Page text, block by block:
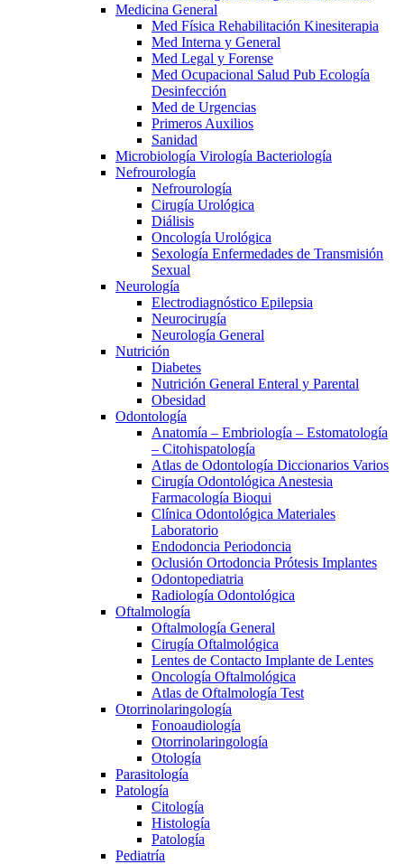
Medicina General
Med Física Rehabilitación Kinesiterapia
Med Interna y General
Med Legal y Forense
Med Ocupacional Salud Pub Ecología
Desinfección
Med de Urgencias
Primeros Auxilios
Sanidad
Microbiología Virología Bacteriología
Nefrourología
Nefrourología
Cirugía Urológica
Diálisis
Oncología Urológica
Sexología Enfermedades de Transmisión
Sexual
Neurología
Electrodiagnóstico Epilepsia
Neurocirugía
Neurología General
Nutrición
Diabetes
Nutrición General Enteral y Parental
Obesidad
Odontología
Anatomía – Embriología – Estomatología
– Citohispatología
Atlas de Odontología Diccionarios Varios
Cirugía Odontológica Anestesia
Farmacología Bioqui
Clínica Odontológica Materiales
Laboratorio
Endodoncia Periodoncia
Oclusión Ortodoncia Prótesis Implantes
Odontopediatria
Radiología Odontológica
Oftalmología
Oftalmología General
Cirugía Oftalmológica
Lentes de Contacto Implante de Lentes
Oncología Oftalmológica
Atlas de Oftalmología Test
Otorrinolaringología
Fonoaudiología
Otorrinolaringología
Otología
Parasitología
Patología
Citología
Histología
Patología
Pediatría